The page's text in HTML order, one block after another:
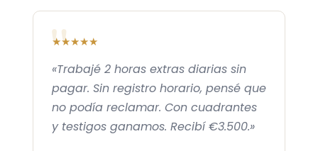
★★★★★
«Trabajé 2 horas extras diarias sin
pagar. Sin registro horario, pensé que
no podía reclamar. Con cuadrantes
y testigos ganamos. Recibí €3.500.»